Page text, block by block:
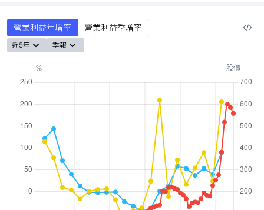
營業利益年增率 營業利益季增率
近5年 季報